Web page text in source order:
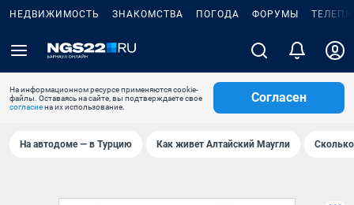
НЕДВИЖИМОСТЬ ЗНАКОМСТВА ПОГОДА ФОРУМЫ
На информационном ресурсе применяются cookie-
файлы. Оставаясь на сайте, вы подтверждаете свое
согласиена их использование.
Согласен
На автодоме — в Турцию Как живет Алтайский Маугли